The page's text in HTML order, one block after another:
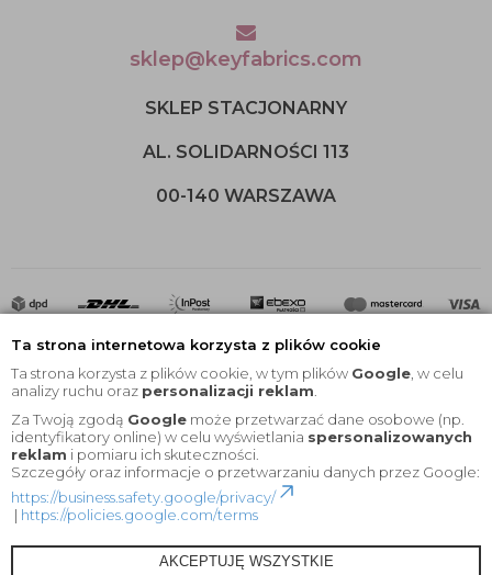
Ta strona internetowa korzysta z plików cookie
Ta strona korzysta z plików cookie, w tym plików Google , w celu
analizy ruchu oraz personalizacji reklam
Za Twoją zgodą Google może przetwarzać dane osobowe (np.
identyfikatory online) w celu wyświetlania spersonalizowanych
reklam i pomiaru ich skuteczności.
Szczegóły oraz informacje o przetwarzaniu danych przez Google:
https://business.safety.google/privacy/
| https://policies.google.com/terms
AKCEPTUJĘ WSZYSTKIE
sklep@keyfabrics.com
SKLEP STACJONARNY
AL. SOLIDARNOŚCI 113
00-140 WARSZAWA
2020 © Wszelkie Prawa Zastrzeżone |KEYfabrics
Projekt i oprogramowanie sklepu: